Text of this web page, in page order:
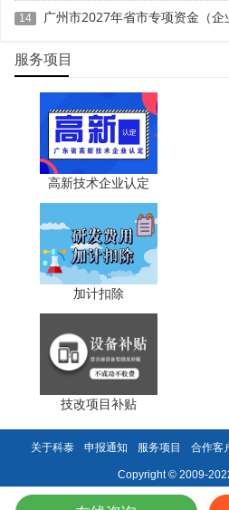
的设备，其购置成本可按规定归
出，包括零部件更换、技术加装
造合同、费用明细、验收报告。
调试与测试费用：设备升级后
试费、试运行材料费，需附测
据，确保与研发活动直接相关。
四、合规归集实操要点与风
(一)会计核算规范要求
明细，区分"费用化支出"与"资本
编制研发支出辅助账，详细记录
生情况，确保账证相符、账实相
文件、费用分配依据、佐证资料
(二)凭证与资料留存规范
基础立项资料包括研发项目立
14 广州市2027年省市专项资金（企业技术改造）项目
服务项目
高新技术企业认定
加计扣除
技改项目补贴
关于科泰 申报通知 服务项目 合作客
Copyright © 2009-